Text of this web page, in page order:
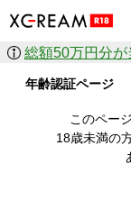
作品を探す
ジャンル
人気のセール
すべての作品
年齢認証ページ
このペー
18歳未満の